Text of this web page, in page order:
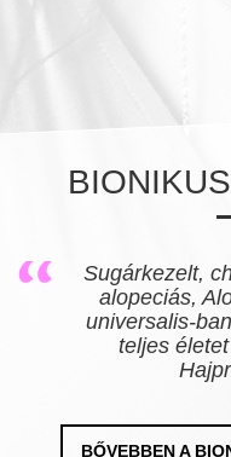
...azt
adjátok
életkedvet,
érezzék
szerint
Fejleszétek a